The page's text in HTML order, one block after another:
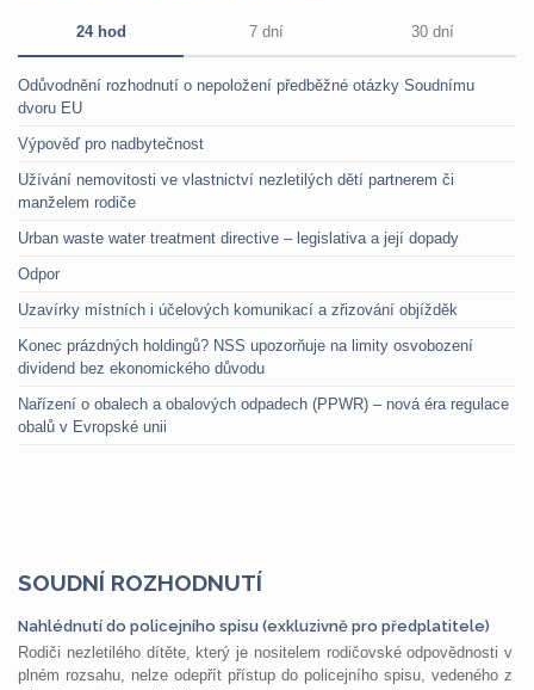
24 hod 7 dní 30 dní
Odůvodnění rozhodnutí o nepoložení předběžné otázky Soudnímu
dvoru EU
Výpověď pro nadbytečnost
Užívání nemovitosti ve vlastnictví nezletilých dětí partnerem či
manželem rodiče
Urban waste water treatment directive – legislativa a její dopady
Odpor
Uzavírky místních i účelových komunikací a zřizování objížděk
Konec prázdných holdingů? NSS upozorňuje na limity osvobození
dividend bez ekonomického důvodu
Nařízení o obalech a obalových odpadech (PPWR) – nová éra regulace
obalů v Evropské unii
SOUDNÍ ROZHODNUTÍ
Nahlédnutí do policejního spisu (exkluzivně pro předplatitele)
Rodiči nezletilého dítěte, který je nositelem rodičovské odpovědnosti v
plném rozsahu, nelze odepřít přístup do policejního spisu, vedeného z